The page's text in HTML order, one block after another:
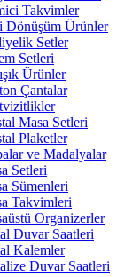
Takvimler
Dönüşüm Ürünler
Setler
Setleri
Ürünler
Çantalar
Masa Setleri
Plaketler
ve Madalyalar
Setleri
Sümenleri
Takvimleri
Organizerler
Duvar Saatleri
Kalemler
Duvar Saatleri